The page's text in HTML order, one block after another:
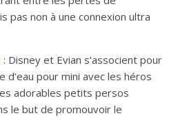
pas non à une connexion ultra
: Disney et Evian s’associent pour
d’eau pour mini avec les héros
adorables petits persos
le but de promouvoir le